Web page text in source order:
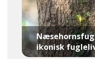
ikonisk